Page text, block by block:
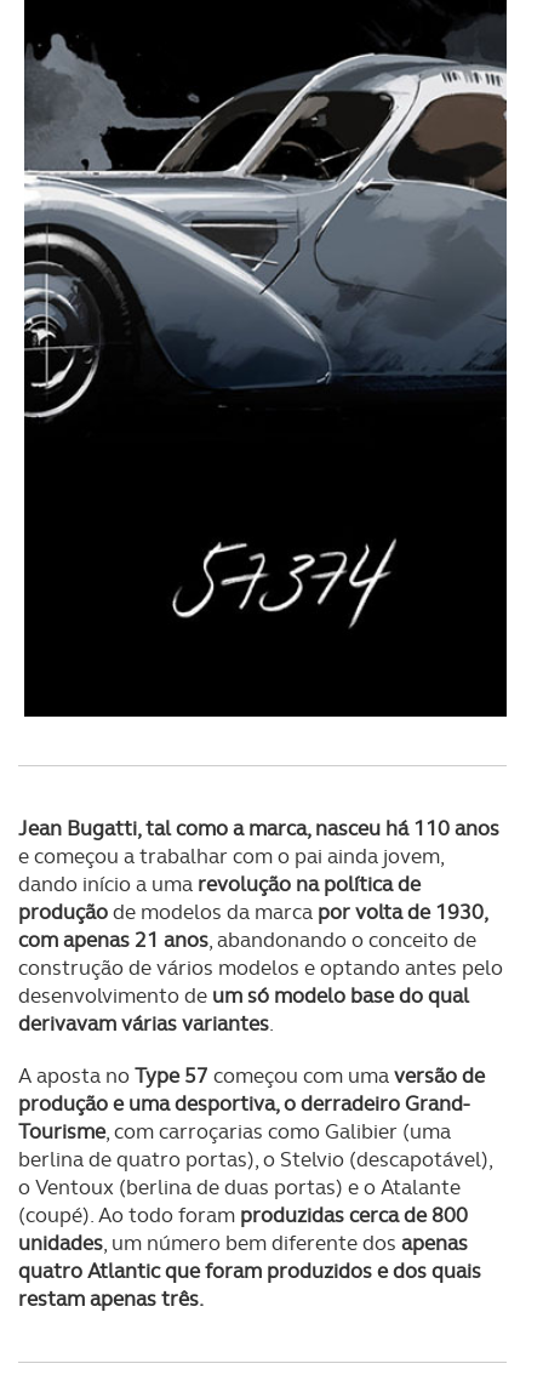
Jean Bugatti, tal como a marca, nasceu há 110 anos
e começou a trabalhar com o pai ainda jovem,
dando início a uma revolução na política de
produçãode modelos da marca por volta de 1930,
com apenas 21 anos, abandonando o conceito de
construção de vários modelos e optando antes pelo
desenvolvimento de um só modelo base do qual
derivavam várias variantes.
A aposta noType 57 começou com umaversão de
produção e uma desportiva, o derradeiro Grand-
Tourisme, com carroçarias como Galibier (uma
berlina de quatro portas), o Stelvio (descapotável),
o Ventoux (berlina de duas portas) e o Atalante
(coupé). Ao todo foram produzidas cerca de 800
unidades, um número bem diferente dos apenas
quatro Atlantic que foram produzidos e dos quais
restam apenas três.